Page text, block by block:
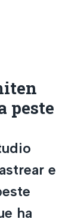
peste
e
ha